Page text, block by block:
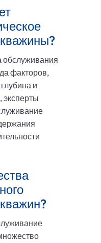
обслуживания
факторов,
и
эксперты